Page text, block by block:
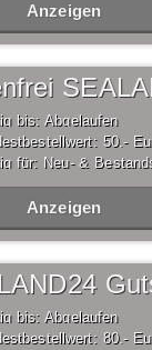
Anzeigen
bis: Abgelaufen
50,-
für: Neu- &
Anzeigen
bis: Abgelaufen
80,-